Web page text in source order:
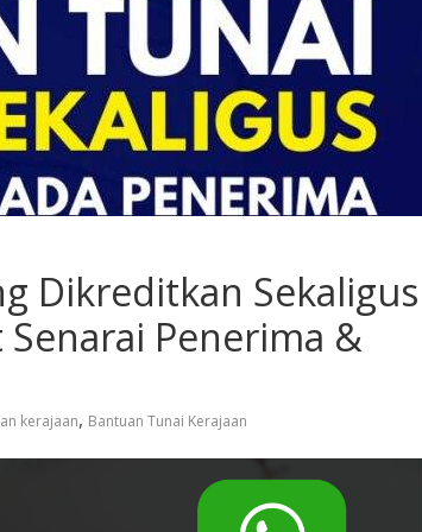
Dikreditkan Sekaligus
Penerima &
kerajaan, Bantuan Tunai Kerajaan